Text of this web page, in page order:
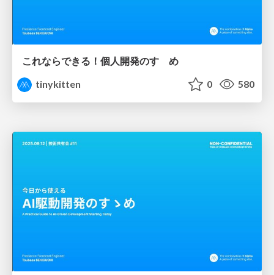
これならできる！個人開発のすゝめ
tinykitten
0 580